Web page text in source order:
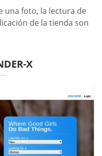
una foto, la lectura de
de la tienda son
X